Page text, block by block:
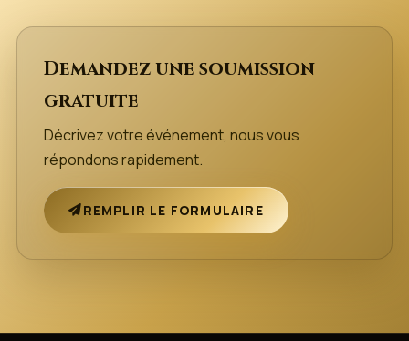
Demandez une soumission
gratuite
Décrivez votre événement, nous vous
répondons rapidement.
REMPLIR LE FORMULAIRE